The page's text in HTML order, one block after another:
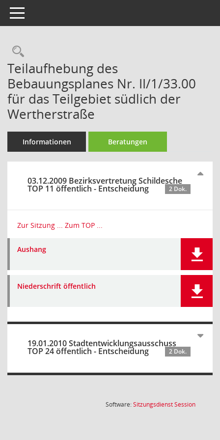
Toggle navigation
Rechercheauswahl
Teilaufhebung des
Bebauungsplanes Nr. II/1/33.00
für das Teilgebiet südlich der
Wertherstraße
Informationen Beratungen
03.12.2009 Bezirksvertretung Schildesche
TOP 11 öffentlich - Entscheidung 2 Dok.
Zur Sitzung ... Zum TOP ...
Aushang
Niederschrift öffentlich
19.01.2010 Stadtentwicklungsausschuss
TOP 24 öffentlich - Entscheidung 2 Dok.
Software:SitzungsdienstSession(Wird in